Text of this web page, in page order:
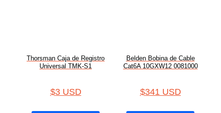
Thorsman Caja de Registro
Universal TMK-S1
$3 USD
Belden Bobina de Cable
Cat6A 10GXW12 0081000
$341 USD